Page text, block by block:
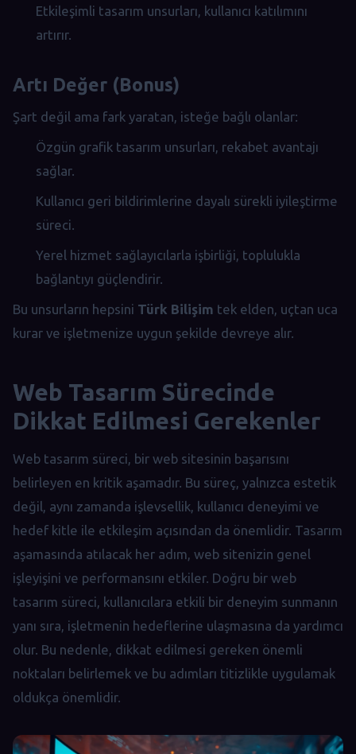
Etkileşimli tasarım unsurları, kullanıcı katılımını
artırır.
Artı Değer (Bonus)
Şart değil ama fark yaratan, isteğe bağlı olanlar:
Özgün grafik tasarım unsurları, rekabet avantajı
sağlar.
Kullanıcı geri bildirimlerine dayalı sürekli iyileştirme
süreci.
Yerel hizmet sağlayıcılarla işbirliği, toplulukla
bağlantıyı güçlendirir.
Bu unsurların hepsini Türk Bilişim tek elden, uçtan uca
kurar ve işletmenize uygun şekilde devreye alır.
Web Tasarım Sürecinde
Dikkat Edilmesi Gerekenler
Web tasarım süreci, bir web sitesinin başarısını
belirleyen en kritik aşamadır. Bu süreç, yalnızca estetik
değil, aynı zamanda işlevsellik, kullanıcı deneyimi ve
hedef kitle ile etkileşim açısından da önemlidir. Tasarım
aşamasında atılacak her adım, web sitenizin genel
işleyişini ve performansını etkiler. Doğru bir web
tasarım süreci, kullanıcılara etkili bir deneyim sunmanın
yanı sıra, işletmenin hedeflerine ulaşmasına da yardımcı
olur. Bu nedenle, dikkat edilmesi gereken önemli
noktaları belirlemek ve bu adımları titizlikle uygulamak
oldukça önemlidir.